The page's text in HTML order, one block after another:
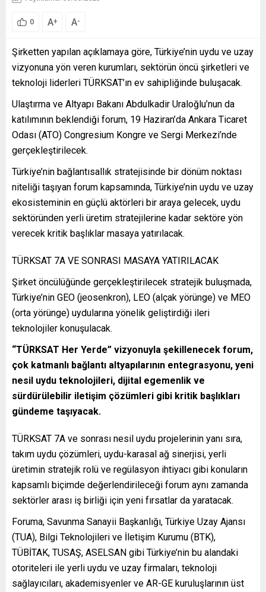
0 A+ A-
Şirketten yapılan açıklamaya göre, Türkiye’nin uydu ve uzay
vizyonuna yön veren kurumları, sektörün öncü şirketleri ve
teknoloji liderleri TÜRKSAT’ın ev sahipliğinde buluşacak.
Ulaştırma ve Altyapı Bakanı Abdulkadir Uraloğlu’nun da
katılımının beklendiği forum, 19 Haziran’da Ankara Ticaret
Odası (ATO) Congresium Kongre ve Sergi Merkezi’nde
gerçekleştirilecek.
Türkiye’nin bağlantısallık stratejisinde bir dönüm noktası
niteliği taşıyan forum kapsamında, Türkiye’nin uydu ve uzay
ekosisteminin en güçlü aktörleri bir araya gelecek, uydu
sektöründen yerli üretim stratejilerine kadar sektöre yön
verecek kritik başlıklar masaya yatırılacak.
TÜRKSAT 7A VE SONRASI MASAYA YATIRILACAK
Şirket öncülüğünde gerçekleştirilecek stratejik buluşmada,
Türkiye’nin GEO (jeosenkron), LEO (alçak yörünge) ve MEO
(orta yörünge) uydularına yönelik geliştirdiği ileri
teknolojiler konuşulacak.
“TÜRKSAT Her Yerde” vizyonuyla şekillenecek forum,
çok katmanlı bağlantı altyapılarının entegrasyonu, yeni
nesil uydu teknolojileri, dijital egemenlik ve
sürdürülebilir iletişim çözümleri gibi kritik başlıkları
gündeme taşıyacak.
TÜRKSAT 7A ve sonrası nesil uydu projelerinin yanı sıra,
takım uydu çözümleri, uydu-karasal ağ sinerjisi, yerli
üretimin stratejik rolü ve regülasyon ihtiyacı gibi konuların
kapsamlı biçimde değerlendirileceği forum aynı zamanda
sektörler arası iş birliği için yeni fırsatlar da yaratacak.
Foruma, Savunma Sanayii Başkanlığı, Türkiye Uzay Ajansı
(TUA), Bilgi Teknolojileri ve İletişim Kurumu (BTK),
TÜBİTAK, TUSAŞ, ASELSAN gibi Türkiye’nin bu alandaki
otoriteleri ile yerli uydu ve uzay firmaları, teknoloji
sağlayıcıları, akademisyenler ve AR-GE kuruluşlarının üst